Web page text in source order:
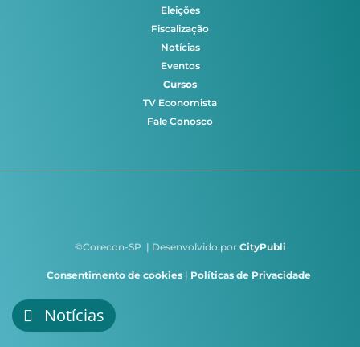
Eleições
Fiscalização
Notícias
Eventos
Cursos
TV Economista
Fale Conosco
©Corecon-SP | Desenvolvido por CityPubli
Consentimento de cookies | Políticas de Privacidade
Notícias